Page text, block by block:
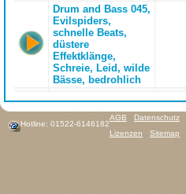
Drum and Bass 045,
Evilspiders,
schnelle Beats,
düstere
Effektklänge,
Schreie, Leid, wilde
Bässe, bedrohlich
Hotline: 01522-6146182
AGB Datenschutz
Lizenzen
Sitemap